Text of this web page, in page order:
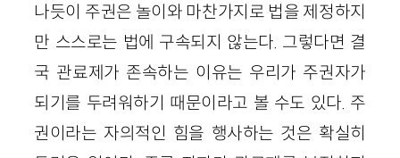
나듯이 주권은 놀이와 마찬가지로 법을 제정하지
만 스스로는 법에 구속되지 않는다. 그렇다면 결
국 관료제가 존속하는 이유는 우리가 주권자가
되기를 두려워하기 때문이라고 볼 수도 있다. 주
권이라는 자의적인 힘을 행사하는 것은 확실히